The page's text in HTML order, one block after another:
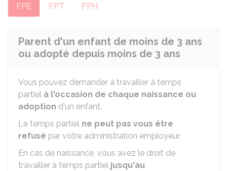
FPE FPT FPH
Parent d'un enfant de moins de 3 ans
ou adopté depuis moins de 3 ans
Vous pouvez demander à travailler à temps
partiel à l'occasion de chaque naissance ou
adoption d'un enfant.
Le temps partiel ne peut pas vous être
refusé par votre administration employeur.
En cas de naissance, vous avez le droit de
travailler à temps partiel jusqu'au